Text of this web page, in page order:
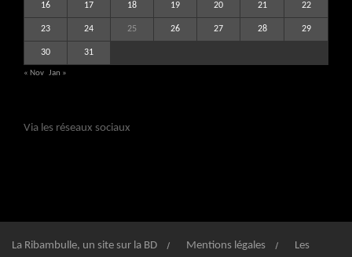
16 17 18 19 20 21 22
23 24 25 26 27 28 29
30 31
« Nov Jan »
Via les réseaux sociaux
La Ribambulle, un site sur la BD Mentions légales Les